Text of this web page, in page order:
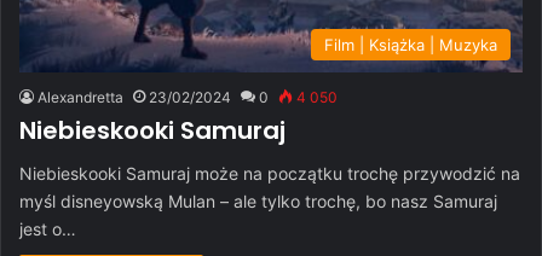
Film | Książka | Muzyka
Alexandretta 23/02/2024 0 4 050
Niebieskooki Samuraj
Niebieskooki Samuraj może na początku trochę przywodzić na
myśl disneyowską Mulan – ale tylko trochę, bo nasz Samuraj
jest o…